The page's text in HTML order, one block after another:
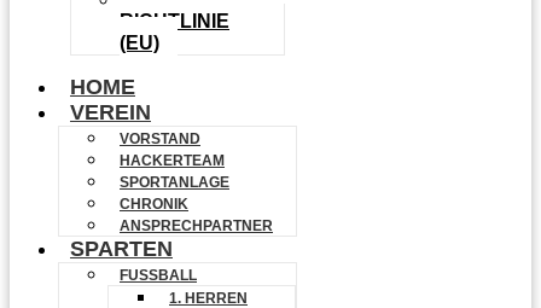
RICHTLINIE
(EU)
HOME
VEREIN
VORSTAND
HACKERTEAM
SPORTANLAGE
CHRONIK
ANSPRECHPARTNER
SPARTEN
FUSSBALL
1. HERREN